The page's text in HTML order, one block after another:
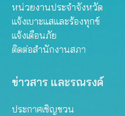
หน่วยงานประจำจังหวัด
แจ้งเบาะแสและร้องทุกข์
แจ้งเตือนภัย
ติดต่อสำนักงานสภา
ข่าวสาร และรณรงค์
ประกาศเชิญชวน